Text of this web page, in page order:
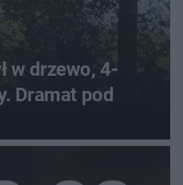
w drzewo, 4-
Dramat pod